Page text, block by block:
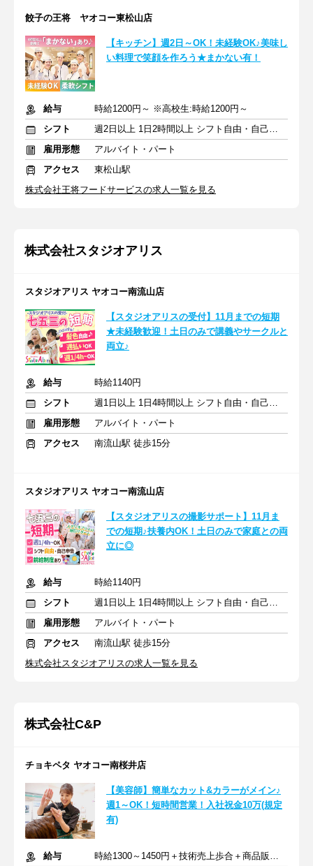
餃子の王将 ヤオコー東松山店
【キッチン】週2日～OK！未経験OK♪美味し
い料理で笑顔を作ろう★まかない有！
給与
時給1200円～ ※高校生:時給1200円～
シフト
週2日以上 1日2時間以上 シフト自由・自己申告
雇用形態
アルバイト・パート
アクセス
東松山駅
株式会社王将フードサービスの求人一覧を見る
株式会社スタジオアリス
スタジオアリス ヤオコー南流山店
【スタジオアリスの受付】11月までの短期
★未経験歓迎！土日のみで講義やサークルと
両立♪
給与
時給1140円
シフト
週1日以上 1日4時間以上 シフト自由・自己申告
雇用形態
アルバイト・パート
アクセス
南流山駅 徒歩15分
スタジオアリス ヤオコー南流山店
【スタジオアリスの撮影サポート】11月ま
での短期♪扶養内OK！土日のみで家庭との両
立に◎
給与
時給1140円
シフト
週1日以上 1日4時間以上 シフト自由・自己申告
雇用形態
アルバイト・パート
アクセス
南流山駅 徒歩15分
株式会社スタジオアリスの求人一覧を見る
株式会社C&P
チョキペタ ヤオコー南桜井店
【美容師】簡単なカット&カラーがメイン♪
週1～OK！短時間営業！入社祝金10万(規定
有)
給与
時給1300～1450円＋技術売上歩合＋商品販売手当